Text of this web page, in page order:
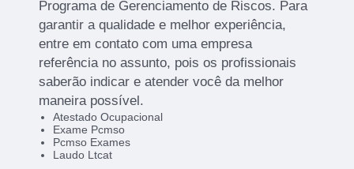
Programa de Gerenciamento de Riscos. Para
garantir a qualidade e melhor experiência,
entre em contato com uma empresa
referência no assunto, pois os profissionais
saberão indicar e atender você da melhor
maneira possível.
Atestado Ocupacional
Exame Pcmso
Pcmso Exames
Laudo Ltcat